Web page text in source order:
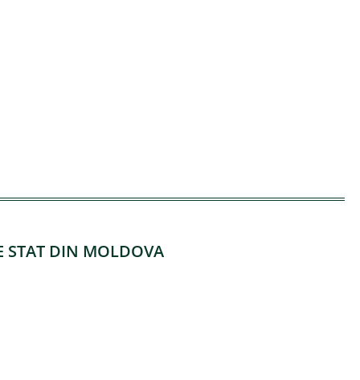
STAT DIN MOLDOVA